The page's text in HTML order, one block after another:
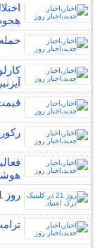
قیمت
روز 21 در کلینیک ترک اعتیاد